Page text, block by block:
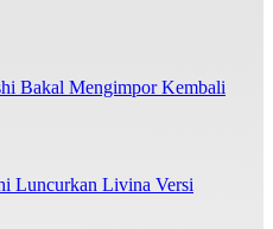
Bakal Mengimpor Kembali
Luncurkan Livina Versi